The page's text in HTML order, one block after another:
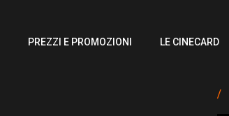
PREZZI E PROMOZIONI LE CINECARD